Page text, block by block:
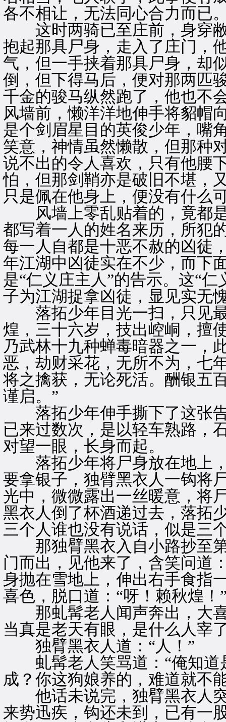
各不相让，无法同心合力而已
这时两骑已至庄前，身穿敝
抱起那具尸身，走入了庄门，
气，但一手挟着那具尸身，却
倒，但下得马后，便对那两匹
千金的骏马纵然跑了，他也不
风墙前，懒洋洋地伸手将貂帽
是个剑眉星目的英俊少年，嘴
笑意，神情虽然懒散，但那种
说不出的令人喜欢，只有他腰
怕，但那剑鞘亦是破旧不堪，
只是佩在他身上，便没有什么
风墙上零乱贴着的，竟都是
都写着一人的姓名来历，所犯
每一人自都是十恶不赦的凶徒
年江湖中凶徒实在不少，而下
是“仁义庄主人”的告示。这“
子为江湖捉拿凶徒，显见实无
落拓少年目光一扫，只见最
煌，三十六岁，技出崆峒，擅
乃武林十九种蝉毒暗器之一，
恶，劫财采花，无所不为，七
将之擒获，无论死活。酬银五
谨启。”
落拓少年伸手撕下了这张告
已来过数次，是以轻车熟路，
对望一眼，长身而起。
落拓少年将尸身放在地上，
要拿银子，独臂黑衣人一钩将
光中，微微露出一丝暖意，将
黑衣人倒了杯酒递过去，落拓
三个人谁也没有说话，似是三
那独臂黑衣入自小路抄至第
门而出，见他来了，含笑问道
身抛在雪地上，伸出右手食指
喜色，脱口道：“呀！赖秋煌！
那虬髯老人闻声奔出，大喜
当真是老天有眼，是什么人宰
独臂黑衣人道：“人！”
虬髯老人笑骂道：“俺知道
成？你这狗娘养的，难道就
他话未说完，独臂黑衣人突
来势迅疾，钩还未到，已有一